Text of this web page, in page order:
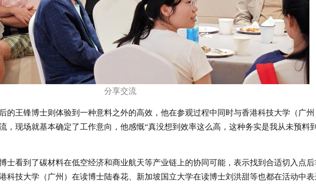
分享交流
的王锋博士则体验到一种意料之外的高效，他在参观过程中同时与香港科技大学（广州
，现场就基本确定了工作意向，他感慨“真没想到效率这么高，这种务实是我从未预料到
士看到了碳材料在低空经济和商业航天等产业链上的协同可能，表示找到合适切入点后
科技大学（广州）在读博士陆春花、新加坡国立大学在读博士刘洪甜等也都在活动中表